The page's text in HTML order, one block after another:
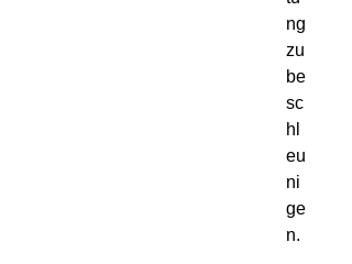
ng
zu
be
sc
hl
eu
ni
ge
n.